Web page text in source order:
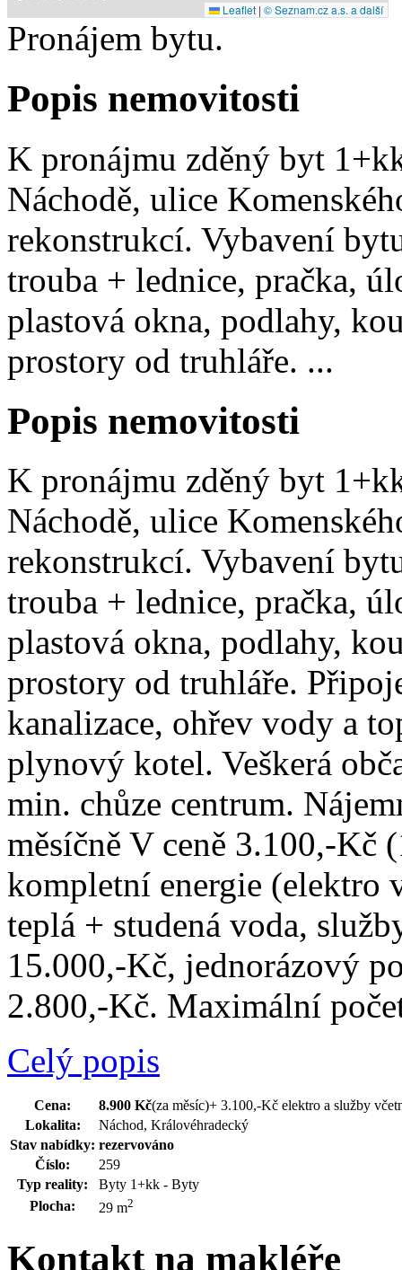
Leaflet | © Seznam.cz a.s. a další
Pronájem bytu.
Popis nemovitosti
K pronájmu zděný byt
Náchodě, ulice
rekonstrukcí. Vybavení
trouba + lednice, pračka,
plastová okna, podlahy,
prostory od truhláře. ...
Popis nemovitosti
K pronájmu zděný byt
Náchodě, ulice
rekonstrukcí. Vybavení
trouba + lednice, pračka,
plastová okna, podlahy,
prostory od truhláře.
kanalizace, ohřev vody a
plynový kotel. Veškerá
min. chůze centrum.
měsíčně V ceně 3.100,-Kč
kompletní energie (elektro
teplá + studená voda,
15.000,-Kč, jednorázový
2.800,-Kč. Maximální
Celý popis
Cena: 8.900 Kč(za měsíc)+ 3.100,-Kč elektro a služby
Lokalita:
Náchod, Královéhradecký
Stav nabídky: rezervováno
Číslo:
259
Typ reality:
Byty 1+kk - Byty
Plocha:
29 m2
Kontakt na makléře